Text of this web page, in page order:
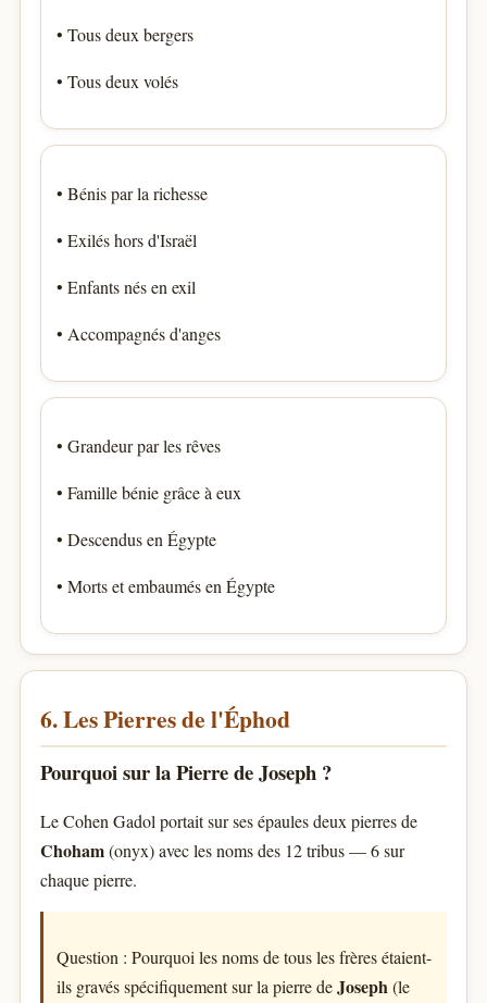
• Tous deux bergers
• Tous deux volés
• Bénis par la richesse
• Exilés hors d'Israël
• Enfants nés en exil
• Accompagnés d'anges
• Grandeur par les rêves
• Famille bénie grâce à eux
• Descendus en Égypte
• Morts et embaumés en Égypte
6. Les Pierres de l'Éphod
Pourquoi sur la Pierre de Joseph ?
Le Cohen Gadol portait sur ses épaules deux pierres de
Choham(onyx) avec les noms des 12 tribus — 6 sur
chaque pierre.
Question : Pourquoi les noms de tous les frères étaient-
ils gravés spécifiquement sur la pierre deJoseph(le